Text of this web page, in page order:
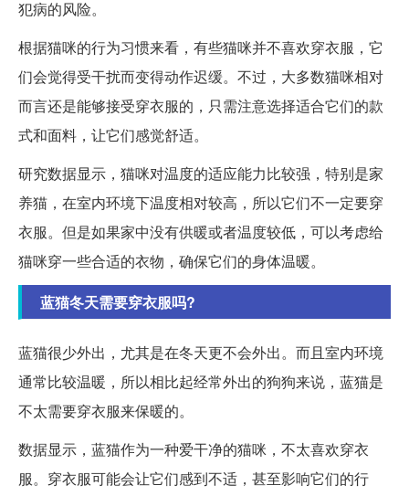
犯病的风险。
根据猫咪的行为习惯来看，有些猫咪并不喜欢穿衣服，它
们会觉得受干扰而变得动作迟缓。不过，大多数猫咪相对
而言还是能够接受穿衣服的，只需注意选择适合它们的款
式和面料，让它们感觉舒适。
研究数据显示，猫咪对温度的适应能力比较强，特别是家
养猫，在室内环境下温度相对较高，所以它们不一定要穿
衣服。但是如果家中没有供暖或者温度较低，可以考虑给
猫咪穿一些合适的衣物，确保它们的身体温暖。
蓝猫冬天需要穿衣服吗?
蓝猫很少外出，尤其是在冬天更不会外出。而且室内环境
通常比较温暖，所以相比起经常外出的狗狗来说，蓝猫是
不太需要穿衣服来保暖的。
数据显示，蓝猫作为一种爱干净的猫咪，不太喜欢穿衣
服。穿衣服可能会让它们感到不适，甚至影响它们的行